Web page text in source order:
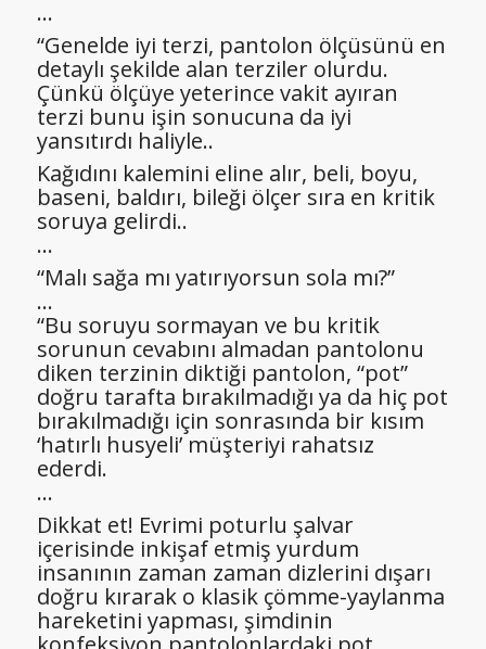
…
“Genelde iyi terzi, pantolon ölçüsünü en
detaylı şekilde alan terziler olurdu.
Çünkü ölçüye yeterince vakit ayıran
terzi bunu işin sonucuna da iyi
yansıtırdı haliyle..
Kağıdını kalemini eline alır, beli, boyu,
baseni, baldırı, bileği ölçer sıra en kritik
soruya gelirdi..
…
“Malı sağa mı yatırıyorsun sola mı?”
…
“Bu soruyu sormayan ve bu kritik
sorunun cevabını almadan pantolonu
diken terzinin diktiği pantolon, “pot”
doğru tarafta bırakılmadığı ya da hiç pot
bırakılmadığı için sonrasında bir kısım
‘hatırlı husyeli’ müşteriyi rahatsız
ederdi.
…
Dikkat et! Evrimi poturlu şalvar
içerisinde inkişaf etmiş yurdum
insanının zaman zaman dizlerini dışarı
doğru kırarak o klasik çömme-yaylanma
hareketini yapması, şimdinin